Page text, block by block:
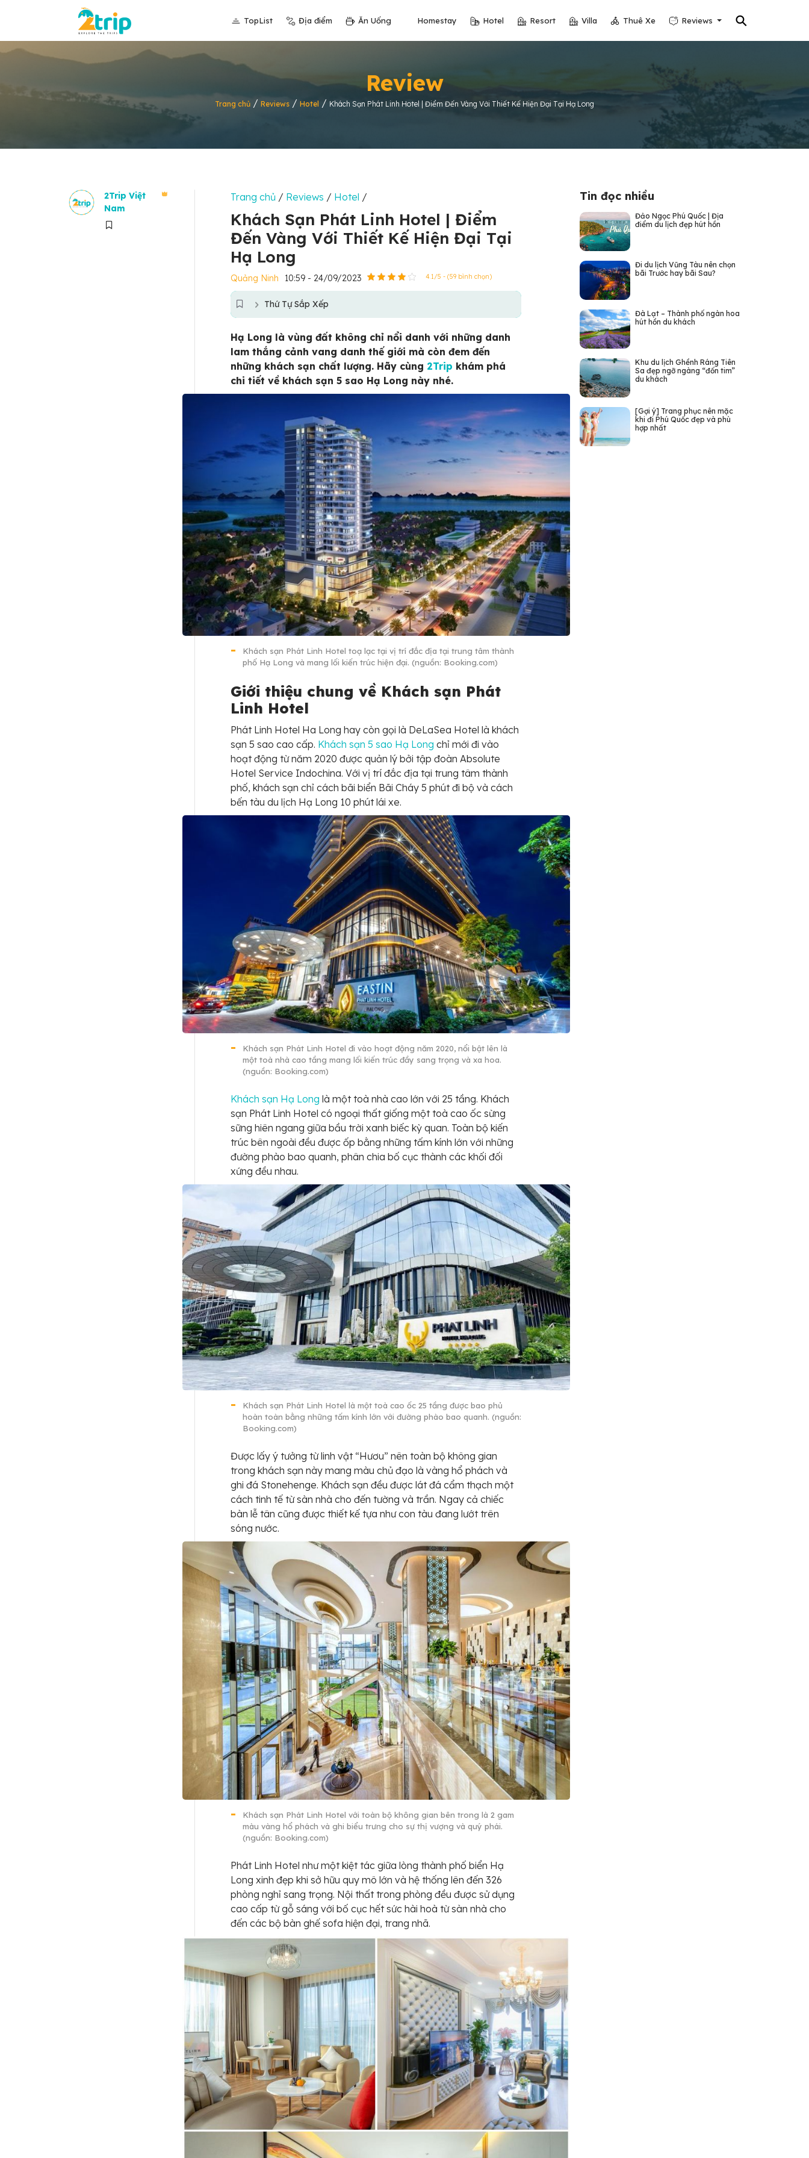
⚲
TopList Địa điểm Ăn Uống Homestay Hotel Resort Villa Thuê Xe Reviews
Review
Trang chủ / Reviews / Hotel / Khách Sạn Phát Linh Hotel | Điểm Đến Vàng Với Thiết Kế Hiện Đại Tại Hạ Long
2Trip Việt
Nam
Trang chủ / Reviews / Hotel /
Khách Sạn Phát Linh Hotel | Điểm
Đến Vàng Với Thiết Kế Hiện Đại Tại
Hạ Long
Quảng Ninh 10:59 - 24/09/2023 4.1/5 - (59 bình chọn)
Thứ Tự Sắp Xếp
Hạ Long là vùng đất không chỉ nổi danh với những danh
lam thắng cảnh vang danh thế giới mà còn đem đến
những khách sạn chất lượng. Hãy cùng 2Trip khám phá
chi tiết về khách sạn 5 sao Hạ Long này nhé.
Khách sạn Phát Linh Hotel toạ lạc tại vị trí đắc địa tại trung tâm thành
phố Hạ Long và mang lối kiến trúc hiện đại. (nguồn: Booking.com)
Giới thiệu chung về Khách sạn Phát
Linh Hotel
Phát Linh Hotel Ha Long hay còn gọi là DeLaSea Hotel là khách
sạn 5 sao cao cấp. Khách sạn 5 sao Hạ Long chỉ mới đi vào
hoạt động từ năm 2020 được quản lý bởi tập đoàn Absolute
Hotel Service Indochina. Với vị trí đắc địa tại trung tâm thành
phố, khách sạn chỉ cách bãi biển Bãi Cháy 5 phút đi bộ và cách
bến tàu du lịch Hạ Long 10 phút lái xe.
Khách sạn Phát Linh Hotel đi vào hoạt động năm 2020, nổi bật lên là
một toà nhà cao tầng mang lối kiến trúc đầy sang trọng và xa hoa.
(nguồn: Booking.com)
Khách sạn Hạ Long là một toà nhà cao lớn với 25 tầng. Khách
sạn Phát Linh Hotel có ngoại thất giống một toà cao ốc sừng
sững hiên ngang giữa bầu trời xanh biếc kỳ quan. Toàn bộ kiến
trúc bên ngoài đều được ốp bằng những tấm kính lớn với những
đường phào bao quanh, phân chia bố cục thành các khối đối
xứng đều nhau.
Khách sạn Phát Linh Hotel là một toà cao ốc 25 tầng được bao phủ
hoàn toàn bằng những tấm kính lớn với đường phào bao quanh. (nguồn:
Booking.com)
Được lấy ý tưởng từ linh vật “Hươu” nên toàn bộ không gian
trong khách sạn này mang màu chủ đạo là vàng hổ phách và
ghi đá Stonehenge. Khách sạn đều được lát đá cẩm thạch một
cách tinh tế từ sàn nhà cho đến tường và trần. Ngay cả chiếc
bàn lễ tân cũng được thiết kế tựa như con tàu đang lướt trên
sóng nước.
Khách sạn Phát Linh Hotel với toàn bộ không gian bên trong là 2 gam
màu vàng hổ phách và ghi biểu trưng cho sự thị vượng và quý phái.
(nguồn: Booking.com)
Phát Linh Hotel như một kiệt tác giữa lòng thành phố biển Hạ
Long xinh đẹp khi sở hữu quy mô lớn và hệ thống lên đến 326
phòng nghỉ sang trọng. Nội thất trong phòng đều được sử dụng
cao cấp từ gỗ sáng với bố cục hết sức hài hoà từ sàn nhà cho
đến các bộ bàn ghế sofa hiện đại, trang nhã.
Tin đọc nhiều
Đảo Ngọc Phú Quốc | Địa
điểm du lịch đẹp hút hồn
Đi du lịch Vũng Tàu nên chọn
bãi Trước hay bãi Sau?
Đà Lạt – Thành phố ngàn hoa
hút hồn du khách
Khu du lịch Ghềnh Ráng Tiên
Sa đẹp ngỡ ngàng “đốn tim”
du khách
[Gợi ý] Trang phục nên mặc
khi đi Phú Quốc đẹp và phù
hợp nhất